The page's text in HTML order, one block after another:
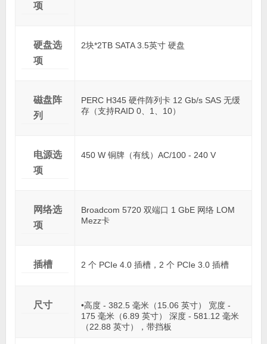
项
硬盘选
项
2块*2TB SATA 3.5英寸 硬盘
磁盘阵
列
PERC H345 硬件阵列卡 12 Gb/s SAS 无缓
存（支持RAID 0、1、10）
电源选
项
450 W 铜牌（有线）AC/100 - 240 V
网络选
项
Broadcom 5720 双端口 1 GbE 网络 LOM
Mezz卡
插槽 2 个 PCIe 4.0 插槽，2 个 PCIe 3.0 插槽
尺寸
•高度 - 382.5 毫米（15.06 英寸） 宽度 -
175 毫米（6.89 英寸） 深度 - 581.12 毫米
（22.88 英寸），带挡板